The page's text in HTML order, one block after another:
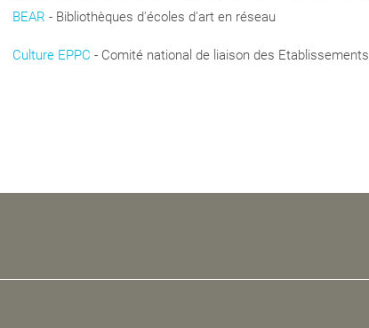
BEAR - Bibliothèques d'écoles d'art en réseau
Culture EPPC - Comité national de liaison des Etablissements